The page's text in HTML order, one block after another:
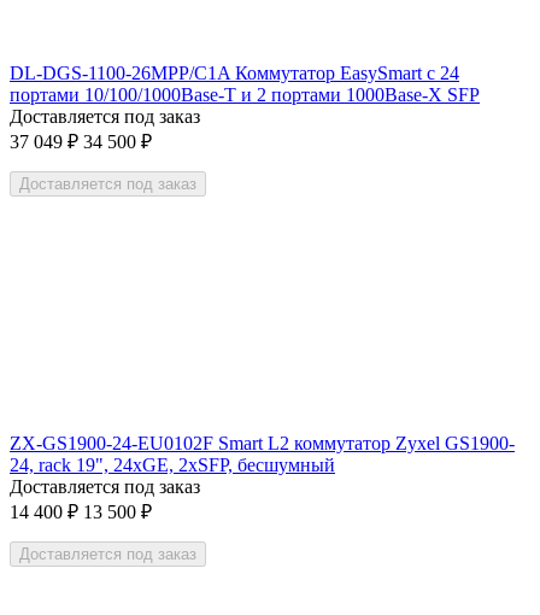
DL-DGS-1100-26MPP/C1A Коммутатор EasySmart с 24
портами 10/100/1000Base-T и 2 портами 1000Base-X SFP
Доставляется под заказ
37 049 ₽ 34 500 ₽
Доставляется под заказ
ZX-GS1900-24-EU0102F Smart L2 коммутатор Zyxel GS1900-
24, rack 19", 24xGE, 2xSFP, бесшумный
Доставляется под заказ
14 400 ₽ 13 500 ₽
Доставляется под заказ